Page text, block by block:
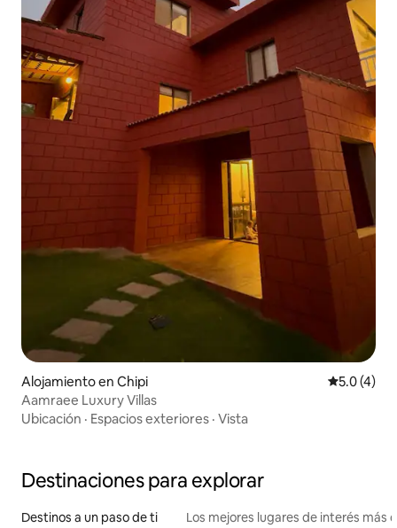
Alojamiento en Chipi
5.0 (4)
Aamraee Luxury Villas
Ubicación · Espacios exteriores · Vista
Destinaciones para explorar
Destinos a un paso de ti Los mejores lugares de interés más